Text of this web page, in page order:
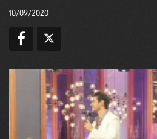
10/09/2020